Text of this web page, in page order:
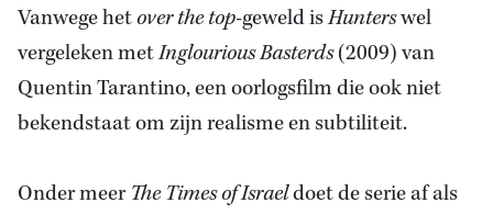
Vanwege hetoverthe top-geweld isHunterswel
vergeleken metInglourious Basterds(2009) van
Quentin Tarantino, een oorlogsfilm die ook niet
bekendstaat om zijn realisme en subtiliteit.
Onder meerThe Times of Israeldoet de serie af als